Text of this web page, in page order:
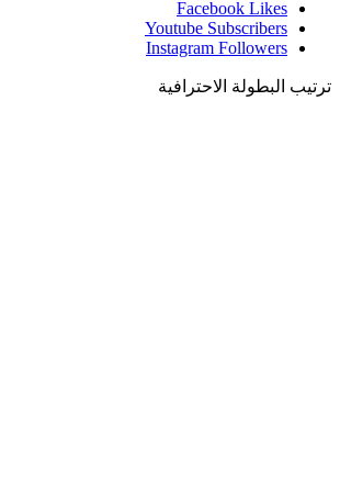
Facebook Likes
Youtube Subscribers
Instagram Followers
ترتيب البطولة الاحترافية